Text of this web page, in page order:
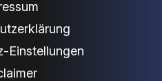
Einstellungen